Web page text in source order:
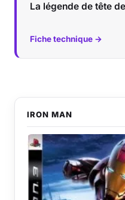
La légende de tête
Fiche technique →
IRON MAN